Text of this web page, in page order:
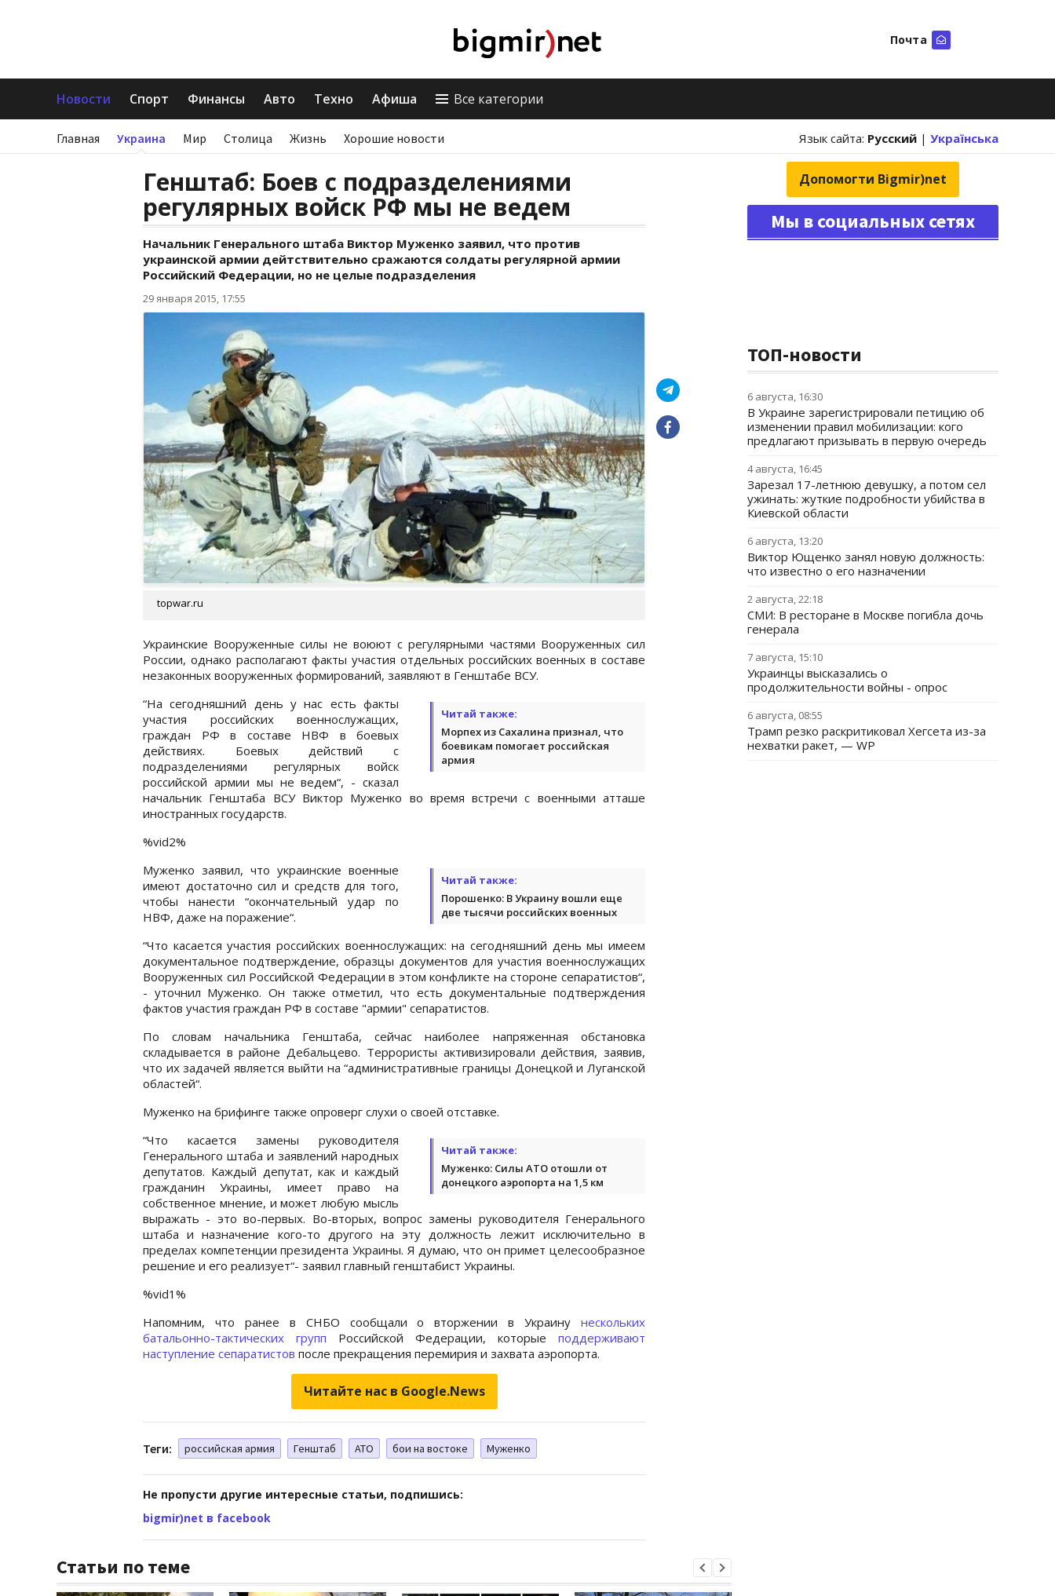
Почта
Новости Спорт Финансы Авто Техно Афиша Все категории
Главная Украина Мир Столица Жизнь Хорошие новости Язык сайта: Русский | Українська
Генштаб: Боев с подразделениями
регулярных войск РФ мы не ведем
Начальник Генерального штаба Виктор Муженко заявил, что против
украинской армии дейтствительно сражаются солдаты регулярной армии
Российский Федерации, но не целые подразделения
29 января 2015, 17:55
topwar.ru
Украинские Вооруженные силы не воюют с регулярными частями Вооруженных сил
России, однако располагают факты участия отдельных российских военных в составе
незаконных вооруженных формирований, заявляют в Генштабе ВСУ.
Читай также:
Морпех из Сахалина признал, что
боевикам помогает российская
армия
“На сегодняшний день у нас есть факты
участия российских военнослужащих,
граждан РФ в составе НВФ в боевых
действиях. Боевых действий с
подразделениями регулярных войск
российской армии мы не ведем“, - сказал
начальник Генштаба ВСУ Виктор Муженко во время встречи с военными атташе
иностранных государств.
%vid2%
Читай также:
Порошенко: В Украину вошли еще
две тысячи российских военных
Муженко заявил, что украинские военные
имеют достаточно сил и средств для того,
чтобы нанести “окончательный удар по
НВФ, даже на поражение“.
“Что касается участия российских военнослужащих: на сегодняшний день мы имеем
документальное подтверждение, образцы документов для участия военнослужащих
Вооруженных сил Российской Федерации в этом конфликте на стороне сепаратистов“,
- уточнил Муженко. Он также отметил, что есть документальные подтверждения
фактов участия граждан РФ в составе "армии" сепаратистов.
По словам начальника Генштаба, сейчас наиболее напряженная обстановка
складывается в районе Дебальцево. Террористы активизировали действия, заявив,
что их задачей является выйти на “административные границы Донецкой и Луганской
областей“.
Муженко на брифинге также опроверг слухи о своей отставке.
Читай также:
Муженко: Силы АТО отошли от
донецкого аэропорта на 1,5 км
“Что касается замены руководителя
Генерального штаба и заявлений народных
депутатов. Каждый депутат, как и каждый
гражданин Украины, имеет право на
собственное мнение, и может любую мысль
выражать - это во-первых. Во-вторых, вопрос замены руководителя Генерального
штаба и назначение кого-то другого на эту должность лежит исключительно в
пределах компетенции президента Украины. Я думаю, что он примет целесообразное
решение и его реализует“- заявил главный генштабист Украины.
%vid1%
Напомним, что ранее в СНБО сообщали о вторжении в Украину нескольких
батальонно-тактических групп Российской Федерации, которые поддерживают
наступление сепаратистов после прекращения перемирия и захвата аэропорта.
Читайте нас в Google.News
Теги: российская армия Генштаб АТО бои на востоке Муженко
Не пропусти другие интересные статьи, подпишись:
bigmir)net в facebook
Статьи по теме
Допомогти Bigmir)net
Мы в социальных сетях
ТОП-новости
6 августа, 16:30
В Украине зарегистрировали петицию об
изменении правил мобилизации: кого
предлагают призывать в первую очередь
4 августа, 16:45
Зарезал 17-летнюю девушку, а потом сел
ужинать: жуткие подробности убийства в
Киевской области
6 августа, 13:20
Виктор Ющенко занял новую должность:
что известно о его назначении
2 августа, 22:18
СМИ: В ресторане в Москве погибла дочь
генерала
7 августа, 15:10
Украинцы высказались о
продолжительности войны - опрос
6 августа, 08:55
Трамп резко раскритиковал Хегсета из-за
нехватки ракет, — WP